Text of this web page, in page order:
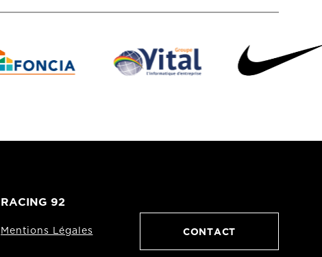
RACING 92
Mentions Légales CONTACT